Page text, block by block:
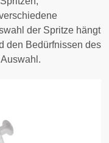
der Spritze hängt
den Bedürfnissen des